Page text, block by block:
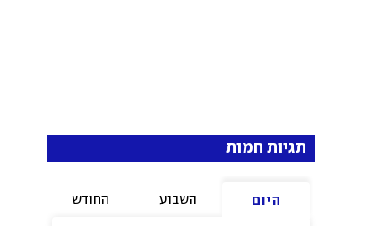
תגיות חמות
היום השבוע החודש